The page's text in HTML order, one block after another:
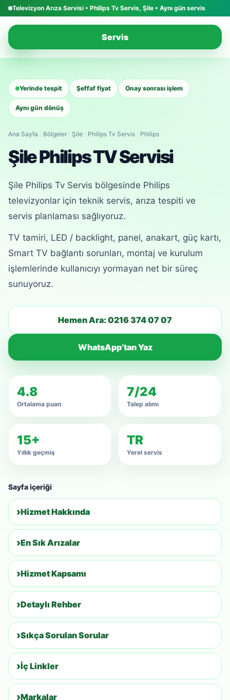
Televizyon Arıza Servisi • Philips Tv Servis, Şile • Aynı gün servis
Televizyon Arıza Servisi
TV tamiri • LED • panel • montaj
Servis
Yerinde tespit Şeffaf fiyat Onay sonrası işlem
Aynı gün dönüş
Ana Sayfa / Bölgeler / Şile / Philips Tv Servis / Philips
Şile Philips TV Servisi
Şile Philips Tv Servis bölgesinde Philips
televizyonlar için teknik servis, arıza tespiti ve
servis planlaması sağlıyoruz.
TV tamiri, LED / backlight, panel, anakart, güç kartı,
Smart TV bağlantı sorunları, montaj ve kurulum
işlemlerinde kullanıcıyı yormayan net bir süreç
sunuyoruz.
Hemen Ara: 0216 374 07 07
WhatsApp’tan Yaz
4.8
Ortalama puan
7/24
Talep alımı
15+
Yıllık geçmiş
TR
Yerel servis
Sayfa içeriği
Hizmet Hakkında
En Sık Arızalar
Hizmet Kapsamı
Detaylı Rehber
Sıkça Sorulan Sorular
İç Linkler
Markalar